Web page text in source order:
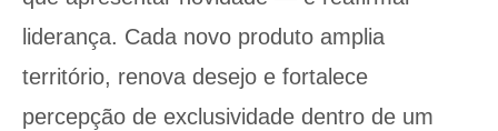
liderança. Cada novo produto amplia
território, renova desejo e fortalece
percepção de exclusividade dentro de um